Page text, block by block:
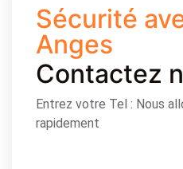
Sécurité
Anges
Contactez
Entrez votre Tel : Nous
rapidement